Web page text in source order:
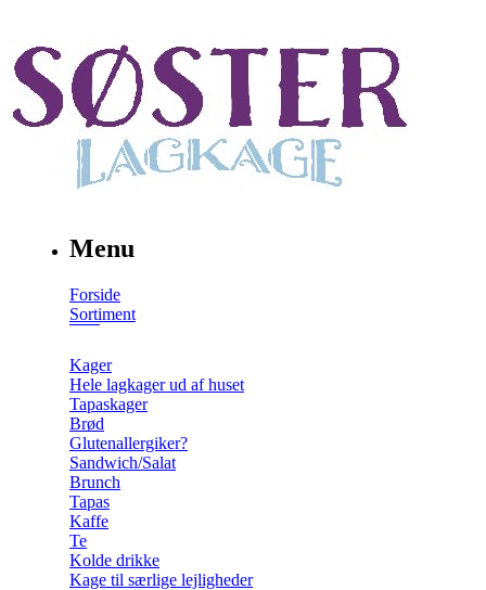
Menu
Forside
Sortiment
Kager
Hele lagkager ud af huset
Tapaskager
Brød
Glutenallergiker?
Sandwich/Salat
Brunch
Tapas
Kaffe
Te
Kolde drikke
Kage til særlige lejligheder